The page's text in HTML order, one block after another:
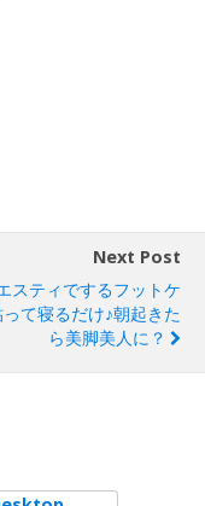
Next Post
スティでするフットケ
て寝るだけ♪朝起きた
ら美脚美人に？